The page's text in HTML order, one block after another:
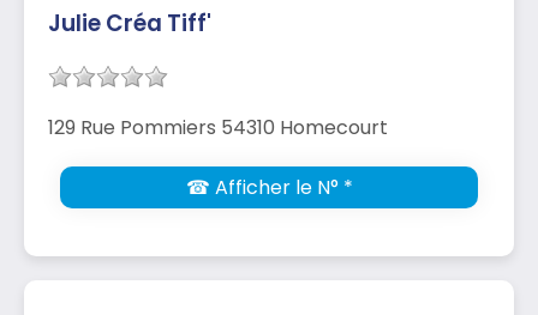
Julie Créa Tiff'
129 Rue Pommiers 54310 Homecourt
☎ Afficher le N° *